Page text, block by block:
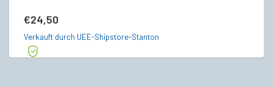
€24,50
Verkauft durch UEE-Shipstore-Stanton